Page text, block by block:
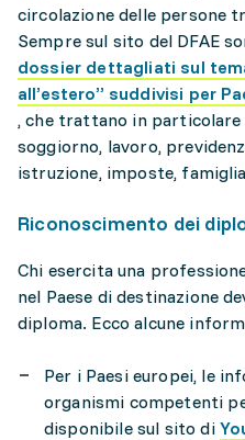
circolazione delle persone
Sempre sul sito del DFAE
dossier dettagliati sul
all’estero” suddivisi per
, che trattano in
soggiorno, lavoro,
istruzione, imposte,
Riconoscimento dei
Chi esercita una
nel Paese di destinazione
diploma. Ecco alcune
Per i Paesi europei, le
organismi competenti
disponibile sul sito di